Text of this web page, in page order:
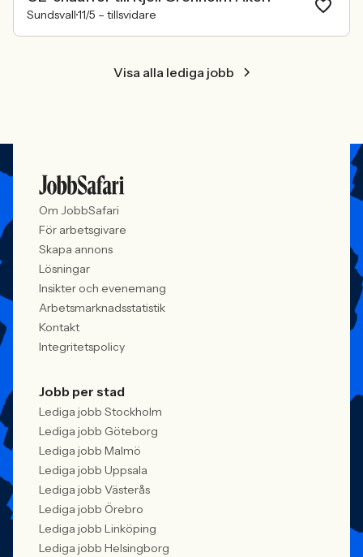
Sundsvall11/5 – tillsvidare
Visa alla lediga jobb
Om JobbSafari
För arbetsgivare
Skapa annons
Lösningar
Insikter och evenemang
Arbetsmarknadsstatistik
Kontakt
Integritetspolicy
Jobb per stad
Lediga jobb Stockholm
Lediga jobb Göteborg
Lediga jobb Malmö
Lediga jobb Uppsala
Lediga jobb Västerås
Lediga jobb Örebro
Lediga jobb Linköping
Lediga jobb Helsingborg